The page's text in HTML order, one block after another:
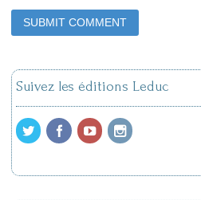
Suivez les éditions Leduc